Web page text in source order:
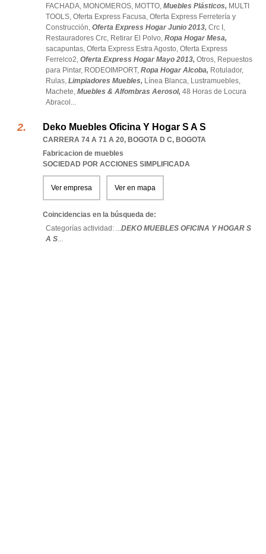
FACHADA, MONOMEROS, MOTTO, Muebles Plásticos, MULTI
TOOLS, Oferta Express Facusa, Oferta Express Ferretería y
Construcción, Oferta Express Hogar Junio 2013, Crc I,
Restauradores Crc, Retirar El Polvo, Ropa Hogar Mesa,
sacapuntas, Oferta Express Estra Agosto, Oferta Express
Ferrelco2, Oferta Express Hogar Mayo 2013, Otros, Repuestos
para Pintar, RODEOIMPORT, Ropa Hogar Alcoba, Rotulador,
Rulas, Limpiadores Muebles, Línea Blanca, Lustramuebles,
Machete, Muebles & Alfombras Aerosol, 48 Horas de Locura
Abracol ...
Deko Muebles Oficina Y Hogar S A S
CARRERA 74 A 71 A 20, BOGOTA D C, BOGOTA
Fabricacion de muebles
SOCIEDAD POR ACCIONES SIMPLIFICADA
Ver empresa Ver en mapa
Coincidencias en la búsqueda de:
Categorías actividad: ...DEKO MUEBLES OFICINA Y HOGAR S
A S...